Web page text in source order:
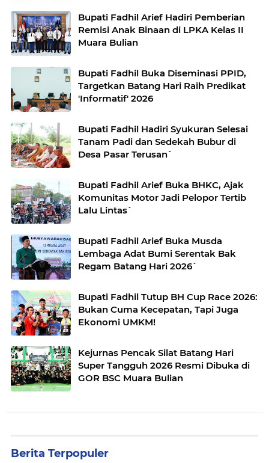
Bupati Fadhil Arief Hadiri Pemberian
Remisi Anak Binaan di LPKA Kelas II
Muara Bulian
Bupati Fadhil Buka Diseminasi PPID,
Targetkan Batang Hari Raih Predikat
'Informatif' 2026
Bupati Fadhil Hadiri Syukuran Selesai
Tanam Padi dan Sedekah Bubur di
Desa Pasar Terusan`
Bupati Fadhil Arief Buka BHKC, Ajak
Komunitas Motor Jadi Pelopor Tertib
Lalu Lintas`
Bupati Fadhil Arief Buka Musda
Lembaga Adat Bumi Serentak Bak
Regam Batang Hari 2026`
Bupati Fadhil Tutup BH Cup Race 2026:
Bukan Cuma Kecepatan, Tapi Juga
Ekonomi UMKM!
Kejurnas Pencak Silat Batang Hari
Super Tangguh 2026 Resmi Dibuka di
GOR BSC Muara Bulian
Berita Terpopuler